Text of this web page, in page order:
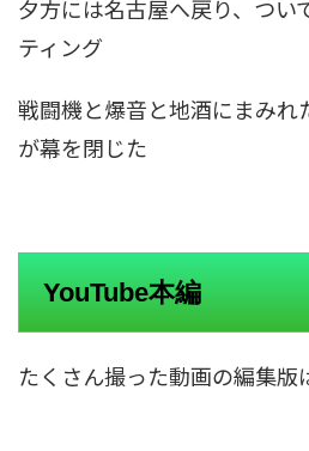
夕方には名古屋へ戻り、つい
ティング
戦闘機と爆音と地酒にまみれ
が幕を閉じた
YouTube本編
たくさん撮った動画の編集版